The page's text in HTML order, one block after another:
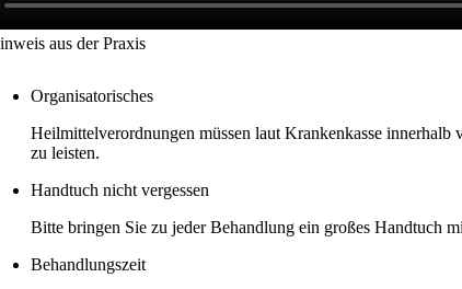
aus der Praxis
Organisatorisches
Heilmittelverordnungen müssen laut Krankenkasse innerhalb
zu leisten.
Handtuch nicht vergessen
Bitte bringen Sie zu jeder Behandlung ein großes Handtuch
Behandlungszeit